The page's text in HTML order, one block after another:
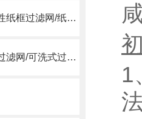
纸框初效过滤网/一次性纸框过滤网/纸框过滤网
尼龙过滤网/尼龙板式过滤网/可洗式过滤网
1